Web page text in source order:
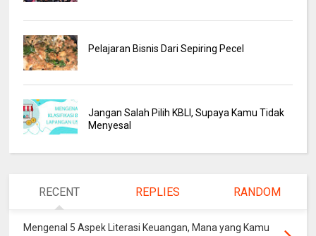
Pelajaran Bisnis Dari Sepiring Pecel
Jangan Salah Pilih KBLI, Supaya Kamu Tidak
Menyesal
RECENT REPLIES RANDOM
Mengenal 5 Aspek Literasi Keuangan, Mana yang Kamu